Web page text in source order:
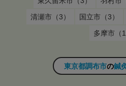
清瀬市（3）
国立市（3）
多摩市（1
東京都調布市の鍼